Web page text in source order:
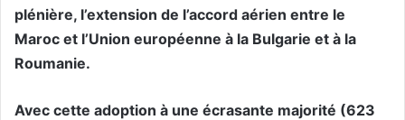
plénière, l’extension de l’accord aérien entre le
Maroc et l’Union européenne à la Bulgarie et à la
Roumanie.
Avec cette adoption à une écrasante majorité (623